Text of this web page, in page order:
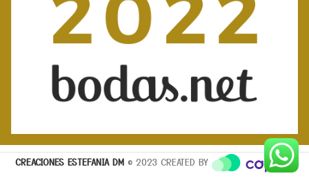
CREACIONES ESTEFANIA DM© 2023 CREATED BY